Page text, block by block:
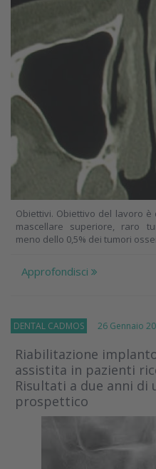
Obiettivi. Obiettivo del lavoro
mascellare superiore, raro
meno dello 0,5% dei tumori
Approfondisci
DENTAL CADMOS 26 Gennaio
Riabilitazione
assistita in pazienti
Risultati a due anni di
prospettico